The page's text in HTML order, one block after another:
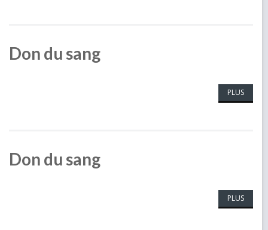
Don du sang
PLUS
Don du sang
PLUS